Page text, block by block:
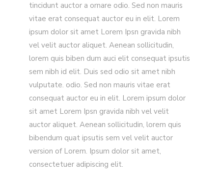
tincidunt auctor a ornare odio. Sed non mauris
vitae erat consequat auctor eu in elit. Lorem
ipsum dolor sit amet Lorem Ipsn gravida nibh
vel velit auctor aliquet. Aenean sollicitudin,
lorem quis biben dum auci elit consequat ipsutis
sem nibh id elit. Duis sed odio sit amet nibh
vulputate. odio. Sed non mauris vitae erat
consequat auctor eu in elit. Lorem ipsum dolor
sit amet Lorem Ipsn gravida nibh vel velit
auctor aliquet. Aenean sollicitudin, lorem quis
bibendum quat ipsutis sem vel velit auctor
version of Lorem. Ipsum dolor sit amet,
consectetuer adipiscing elit.